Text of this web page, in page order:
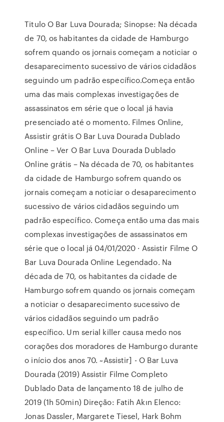
Titulo O Bar Luva Dourada; Sinopse: Na década
de 70, os habitantes da cidade de Hamburgo
sofrem quando os jornais começam a noticiar o
desaparecimento sucessivo de vários cidadãos
seguindo um padrão específico.Começa então
uma das mais complexas investigações de
assassinatos em série que o local já havia
presenciado até o momento. Filmes Online,
Assistir grátis O Bar Luva Dourada Dublado
Online – Ver O Bar Luva Dourada Dublado
Online grátis – Na década de 70, os habitantes
da cidade de Hamburgo sofrem quando os
jornais começam a noticiar o desaparecimento
sucessivo de vários cidadãos seguindo um
padrão específico. Começa então uma das mais
complexas investigações de assassinatos em
série que o local já 04/01/2020 · Assistir Filme O
Bar Luva Dourada Online Legendado. Na
década de 70, os habitantes da cidade de
Hamburgo sofrem quando os jornais começam
a noticiar o desaparecimento sucessivo de
vários cidadãos seguindo um padrão
específico. Um serial killer causa medo nos
corações dos moradores de Hamburgo durante
o início dos anos 70. ~Assistir] - O Bar Luva
Dourada (2019) Assistir Filme Completo
Dublado Data de lançamento 18 de julho de
2019 (1h 50min) Direção: Fatih Akın Elenco:
Jonas Dassler, Margarete Tiesel, Hark Bohm